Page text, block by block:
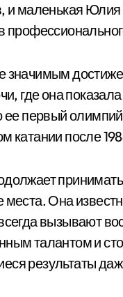
и маленькая Юлия
значимым
где она
ее первый
катании после
места. Она
вызывают
талантом и
результаты